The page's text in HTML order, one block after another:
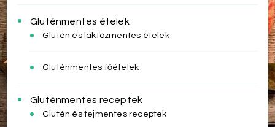
Gluténmentes ételek
Glutén és laktózmentes ételek
Gluténmentes főételek
Gluténmentes receptek
Glutén és tejmentes receptek